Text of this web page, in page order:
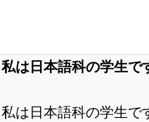
は日本語科の学生で
は日本語科の学生で